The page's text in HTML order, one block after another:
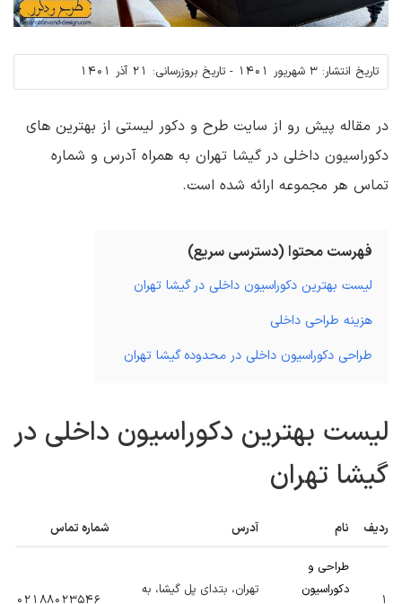
تاریخ انتشار: 3 شهریور 1401 - تاریخ بروزرسانی: 21 آذر 1401
در مقاله پیش رو از سایت طرح و دکور لیستی از بهترین های
دکوراسیون داخلی در گیشا تهران به همراه آدرس و شماره
تماس هر مجموعه ارائه شده است.
فهرست محتوا (دسترسی سریع)
لیست بهترین دکوراسیون داخلی در گیشا تهران
هزینه طراحی داخلی
طراحی دکوراسیون داخلی در محدوده گیشا تهران
لیست بهترین دکوراسیون داخلی در
گیشا تهران
ردیف نام آدرس شماره تماس
طراحی و
دکوراسیون
تهران، بتدای پل گیشا، به